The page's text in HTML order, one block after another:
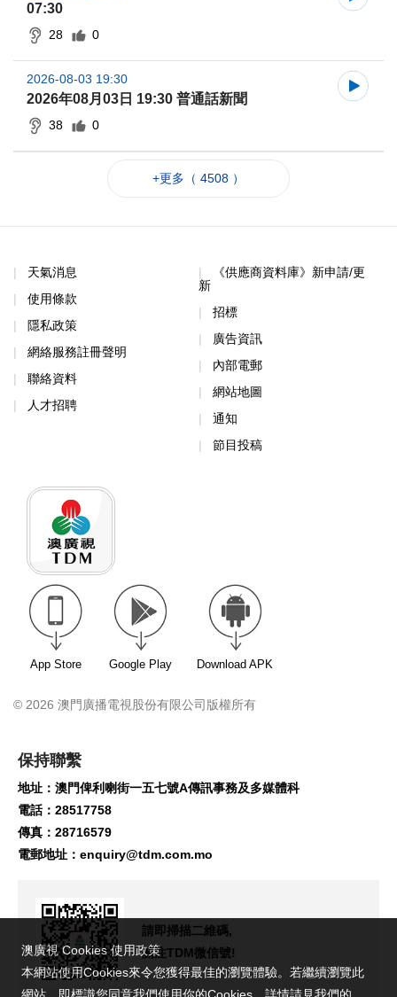
07:30
28 0
2026-08-03 19:30
2026年08月03日 19:30 普通話新聞
38 0
+更多（ 4508 ）
天氣消息
使用條款
隱私政策
網絡服務註冊聲明
聯絡資料
人才招聘
《供應商資料庫》新申請/更
新
招標
廣告資訊
內部電郵
網站地圖
通知
節目投稿
App Store Google Play Download APK
© 2026 澳門廣播電視股份有限公司版權所有
保持聯繫
地址：澳門俾利喇街一五七號A傳訊事務及多媒體科
電話：28517758
傳真：28716579
電郵地址： enquiry@tdm.com.mo
請即掃描二維碼,
關注TDM微信號!
澳廣視 Cookies 使用政策
本網站使用Cookies來令您獲得最佳的瀏覽體驗。若繼續瀏覽此